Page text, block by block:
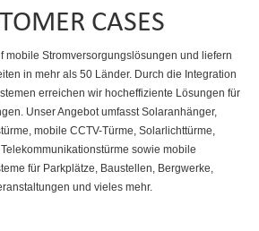
CASES
mobile Stromversorgungslösungen und liefern
in mehr als 50 Länder. Durch die Integration
erreichen wir hocheffiziente Lösungen für
Unser Angebot umfasst Solaranhänger,
mobile CCTV-Türme, Solarlichttürme,
sowie mobile
für Parkplätze, Baustellen, Bergwerke,
und vieles mehr.